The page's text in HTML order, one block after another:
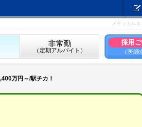
メディカル
非常勤
（定期アルバイト）
採用
（医
万円～/駅チカ！